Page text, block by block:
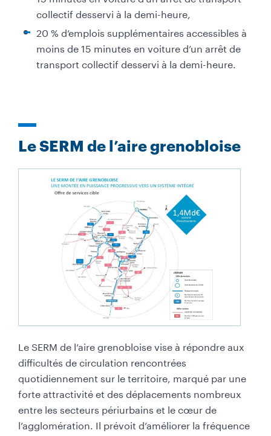
collectif desservi à la demi-heure,
20 % d’emplois supplémentaires accessibles à
moins de 15 minutes en voiture d’un arrêt de
transport collectif desservi à la demi-heure.
Le SERM de l’aire grenobloise
Le SERM de l’aire grenobloise vise à répondre aux
difficultés de circulation rencontrées
quotidiennement sur le territoire, marqué par une
forte attractivité et des déplacements nombreux
entre les secteurs périurbains et le cœur de
l’agglomération. Il prévoit d’améliorer la fréquence